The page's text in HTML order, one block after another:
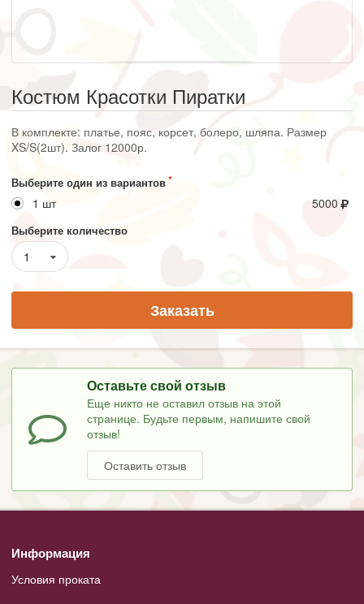
Костюм Красотки Пиратки
В комплекте: платье, пояс, корсет, болеро, шляпа. Размер
XS/S(2шт). Залог 12000р.
Выберите один из вариантов
1 шт 5000
Выберите количество
1
Заказать
Оставьте свой отзыв
Еще никто не оставил отзыв на этой
странице. Будьте первым, напишите свой
отзыв!
Оставить отзыв
Информация
Условия проката